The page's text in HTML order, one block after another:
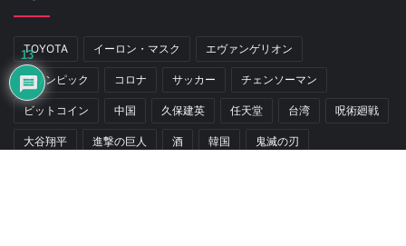
TOYOTA イーロン・マスク エヴァンゲリオン
オリンピック コロナ サッカー チェンソーマン
ビットコイン 中国 久保建英 任天堂 台湾 呪術廻戦
大谷翔平 進撃の巨人 酒 韓国 鬼滅の刃
13